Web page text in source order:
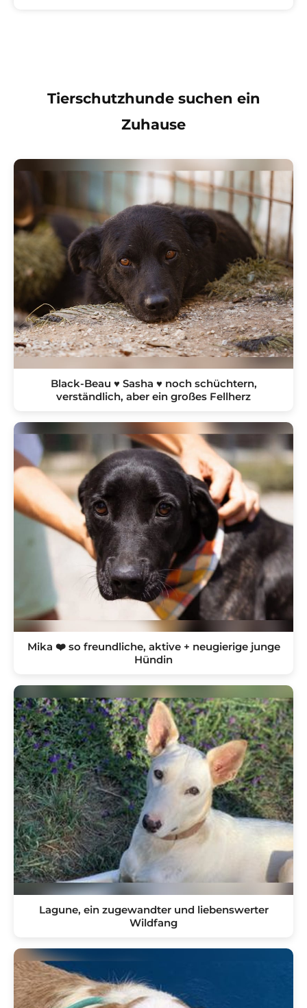
Tierschutzhunde suchen ein
Zuhause
Black-Beau ♥ Sasha ♥ noch schüchtern,
verständlich, aber ein großes Fellherz
Mika ❤️ so freundliche, aktive + neugierige junge
Hündin
Lagune, ein zugewandter und liebenswerter
Wildfang